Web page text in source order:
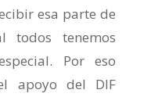
esa parte de
todos tenemos
Por eso
apoyo del DIF